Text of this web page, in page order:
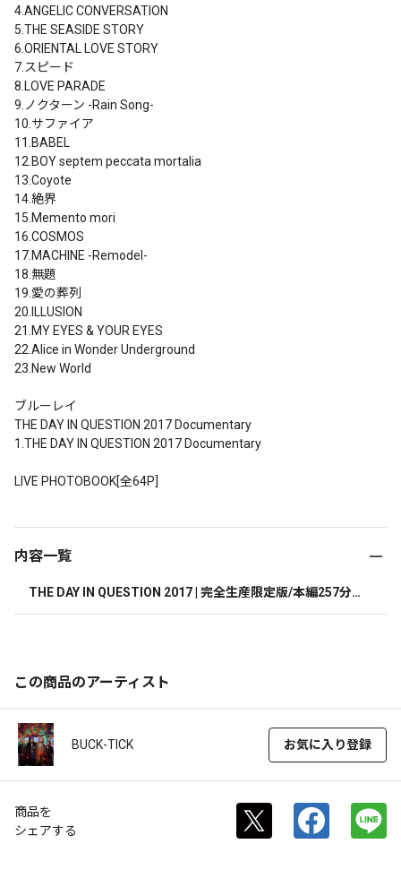
4.ANGELIC CONVERSATION
5.THE SEASIDE STORY
6.ORIENTAL LOVE STORY
7.スピード
8.LOVE PARADE
9.ノクターン -Rain Song-
10.サファイア
11.BABEL
12.BOY septem peccata mortalia
13.Coyote
14.絶界
15.Memento mori
16.COSMOS
17.MACHINE -Remodel-
18.無題
19.愛の葬列
20.ILLUSION
21.MY EYES & YOUR EYES
22.Alice in Wonder Underground
23.New World
ブルーレイ
THE DAY IN QUESTION 2017 Documentary
1.THE DAY IN QUESTION 2017 Documentary
LIVE PHOTOBOOK[全64P]
内容一覧
THE DAY IN QUESTION 2017 | 完全生産限定版/本編257分
この商品のアーティスト
BUCK-TICK お気に入り登録
商品を
シェアする